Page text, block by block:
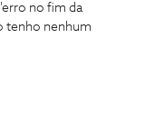
no fim da
tenho nenhum